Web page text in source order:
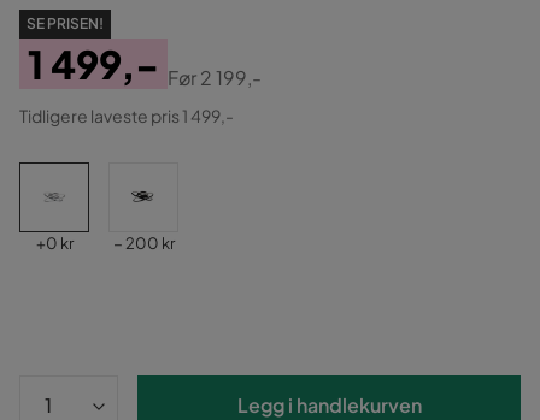
SE PRISEN!
Pris
1 499,-
Original
Pris
Før2 199,-
Tidligere laveste pris 1 499,-
Pris
+0 kr Pris
− 200 kr
Legg i handlekurven